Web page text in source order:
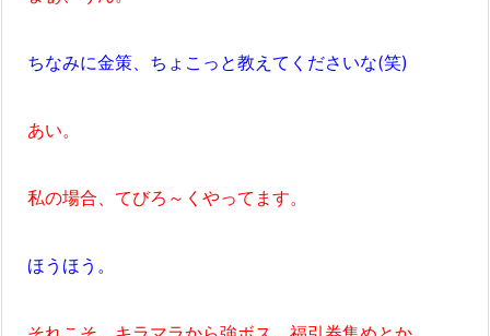
ちなみに金策、ちょこっと教えてくださいな(笑)
あい。
私の場合、てびろ～くやってます。
ほうほう。